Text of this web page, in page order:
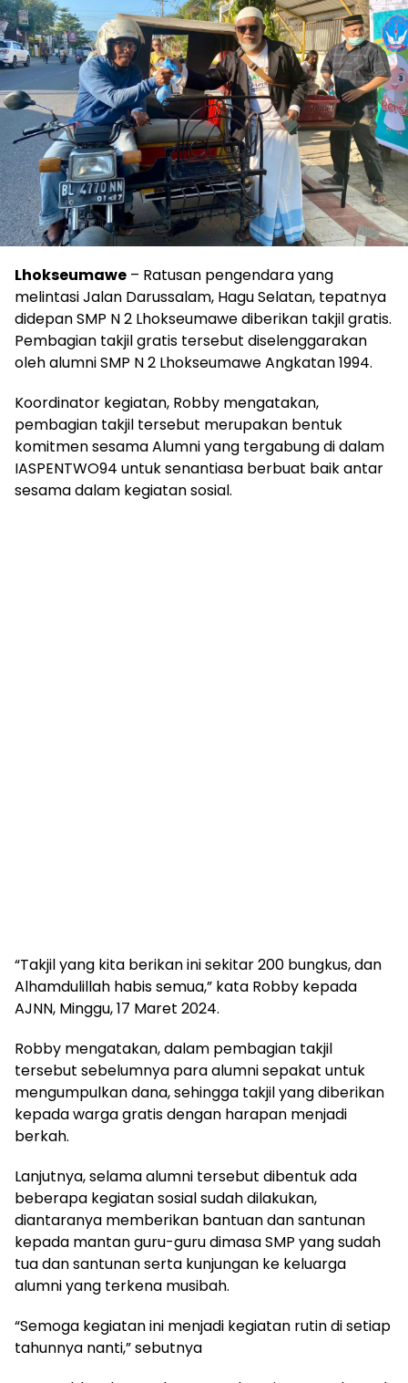
Lhokseumawe – Ratusan pengendara yang
melintasi Jalan Darussalam, Hagu Selatan, tepatnya
didepan SMP N 2 Lhokseumawe diberikan takjil gratis.
Pembagian takjil gratis tersebut diselenggarakan
oleh alumni SMP N 2 Lhokseumawe Angkatan 1994.
Koordinator kegiatan, Robby mengatakan,
pembagian takjil tersebut merupakan bentuk
komitmen sesama Alumni yang tergabung di dalam
IASPENTWO94 untuk senantiasa berbuat baik antar
sesama dalam kegiatan sosial.
“Takjil yang kita berikan ini sekitar 200 bungkus, dan
Alhamdulillah habis semua,” kata Robby kepada
AJNN, Minggu, 17 Maret 2024.
Robby mengatakan, dalam pembagian takjil
tersebut sebelumnya para alumni sepakat untuk
mengumpulkan dana, sehingga takjil yang diberikan
kepada warga gratis dengan harapan menjadi
berkah.
Lanjutnya, selama alumni tersebut dibentuk ada
beberapa kegiatan sosial sudah dilakukan,
diantaranya memberikan bantuan dan santunan
kepada mantan guru-guru dimasa SMP yang sudah
tua dan santunan serta kunjungan ke keluarga
alumni yang terkena musibah.
“Semoga kegiatan ini menjadi kegiatan rutin di setiap
tahunnya nanti,” sebutnya